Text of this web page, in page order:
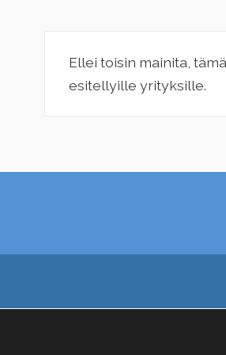
Ellei toisin mainita,
esitellyille yrityksille.